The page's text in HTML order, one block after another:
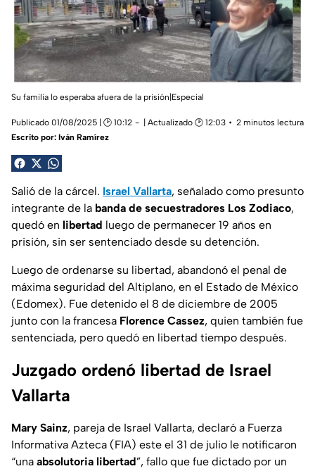
Su familia lo esperaba afuera de la prisión|Especial
Publicado 01/08/2025 | 🕑 10:12 | Actualizado 🕑 12:03
2 minutos lectura
Escrito por: Iván Ramírez
Salió de la cárcel. Israel Vallarta, señalado como presunto
integrante de la banda de secuestradores Los Zodiaco,
quedó en libertad luego de permanecer 19 años en
prisión, sin ser sentenciado desde su detención.
Luego de ordenarse su libertad, abandonó el penal de
máxima seguridad del Altiplano, en el Estado de México
(Edomex). Fue detenido el 8 de diciembre de 2005
junto con la francesa Florence Cassez, quien también fue
sentenciada, pero quedó en libertad tiempo después.
Juzgado ordenó libertad de Israel
Vallarta
Mary Sainz, pareja de Israel Vallarta, declaró a Fuerza
Informativa Azteca (FIA) este el 31 de julio le notificaron
“una absolutoria libertad”, fallo que fue dictado por un